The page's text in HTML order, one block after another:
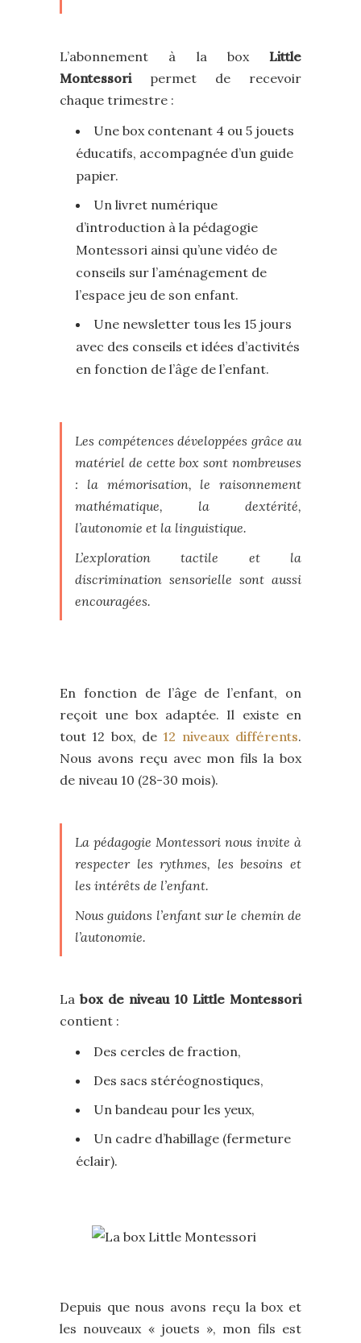
L’abonnement à la box Little
Montessoripermet de recevoir
chaque trimestre :
Une box contenant 4 ou 5 jouets
éducatifs, accompagnée d’un guide
papier.
Un livret numérique
d’introduction à la pédagogie
Montessori ainsi qu’une vidéo de
conseils sur l’aménagement de
l’espace jeu de son enfant.
Une newsletter tous les 15 jours
avec des conseils et idées d’activités
en fonction de l’âge de l’enfant.
Les compétences développées grâce au
matériel de cette box sont nombreuses
: la mémorisation, le raisonnement
mathématique, la dextérité,
l’autonomie et la linguistique.
L’exploration tactile et la
discrimination sensorielle sont aussi
encouragées.
En fonction de l’âge de l’enfant, on
reçoit une box adaptée. Il existe en
tout 12 box, de 12 niveaux différents.
Nous avons reçu avec mon fils la box
de niveau 10 (28-30 mois).
La pédagogie Montessori nous invite à
respecter les rythmes, les besoins et
les intérêts de l’enfant.
Nous guidons l’enfant sur le chemin de
l’autonomie.
La box de niveau 10 Little Montessori
contient :
Des cercles de fraction,
Des sacs stéréognostiques,
Un bandeau pour les yeux,
Un cadre d’habillage (fermeture
éclair).
Depuis que nous avons reçu la box et
les nouveaux « jouets », mon fils est